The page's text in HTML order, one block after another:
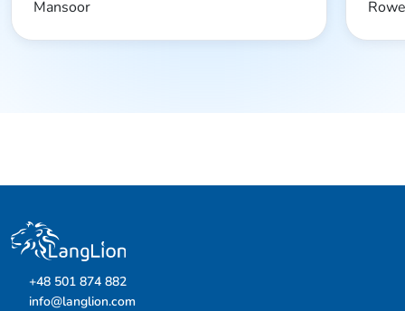
+48 501 874 882
info@langlion.com